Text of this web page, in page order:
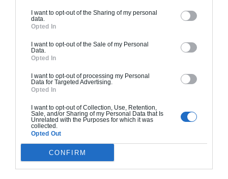
I want to opt-out of the Sharing of my personal
data.
Opted In
I want to opt-out of the Sale of my Personal
Data.
Opted In
I want to opt-out of processing my Personal
Data for Targeted Advertising.
Opted In
I want to opt-out of Collection, Use, Retention,
Sale, and/or Sharing of my Personal Data that Is
Unrelated with the Purposes for which it was
collected.
Opted Out
CONFIRM
409 000€ TTC
Chiffrage estimatif pour : Fondations et normes
standards. Construction en bloc coffrant isolant
(RT 2020). Finitions haut de gamme. Le prix "clé
en main" inclut le gros oeuvre et le second
oeuvre (cuisine, peinture, sols...), mais exclut
piscine, jardin et clôture.